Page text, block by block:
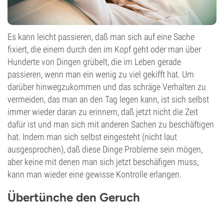
Es kann leicht passieren, daß man sich auf eine Sache
fixiert, die einem durch den im Kopf geht oder man über
Hunderte von Dingen grübelt, die im Leben gerade
passieren, wenn man ein wenig zu viel gekifft hat. Um
darüber hinwegzukommen und das schräge Verhalten zu
vermeiden, das man an den Tag legen kann, ist sich selbst
immer wieder daran zu erinnern, daß jetzt nicht die Zeit
dafür ist und man sich mit anderen Sachen zu beschäftigen
hat. Indem man sich selbst eingesteht (nicht laut
ausgesprochen), daß diese Dinge Probleme sein mögen,
aber keine mit denen man sich jetzt beschäfigen muss,
kann man wieder eine gewisse Kontrolle erlangen.
Übertünche den Geruch